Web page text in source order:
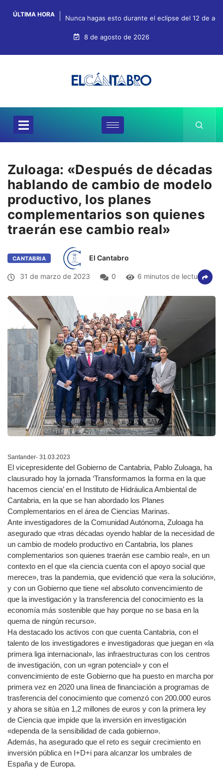
ÚLTIMA HORA Nunca hagas esto durante el eclipse del 12 de
8 de agosto de 2026
Zuloaga: «Después de décadas
hablando de cambio de modelo
productivo, los planes
complementarios son quienes
traerán ese cambio real»
CANTABRIA El Cantabro
31 de marzo de 2023 0 6 minutos de lectura
Santander- 31.03.2023
El vicepresidente del Gobierno de Cantabria, Pablo Zuloaga, ha
clausurado hoy la jornada ‘Transformamos la forma en la que
hacemos ciencia’ en el Instituto de Hidráulica Ambiental de
Cantabria, en la que se han abordado los Planes
Complementarios en el área de Ciencias Marinas.
Ante investigadores de la Comunidad Autónoma, Zuloaga ha
asegurado que «tras décadas oyendo hablar de la necesidad de
un cambio de modelo productivo en Cantabria, los planes
complementarios son quienes traerán ese cambio real», en un
contexto en el que «la ciencia cuenta con el apoyo social que
merece», tras la pandemia, que evidenció que «era la solución»,
y con un Gobierno que tiene «el absoluto convencimiento de
que la investigación y la transferencia del conocimiento es la
economía más sostenible que hay porque no se basa en la
quema de ningún recurso».
Ha destacado los activos con que cuenta Cantabria, con el
talento de los investigadores e investigadoras que juegan en «la
primera liga internacional», las infraestructuras con los centros
de investigación, con un «gran potencial» y con el
convencimiento de este Gobierno que ha puesto en marcha por
primera vez en 2020 una línea de financiación a programas de
trasferencia del conocimiento que comenzó con 200.000 euros
y ahora se sitúa en 1,2 millones de euros y con la primera ley
de Ciencia que impide que la inversión en investigación
«dependa de la sensibilidad de cada gobierno».
Además, ha asegurado que el reto es seguir crecimiento en
inversión pública en I+D+i para alcanzar los umbrales de
España y de Europa.